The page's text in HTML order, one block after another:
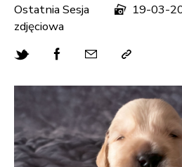
Ostatnia Sesja
zdjęciowa
19-03-